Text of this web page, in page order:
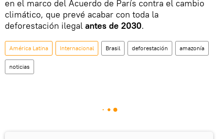
en el marco del Acuerdo de París contra el cambio
climático, que prevé acabar con toda la
deforestación ilegal antes de 2030.
América Latina Internacional Brasil deforestación amazonía
noticias